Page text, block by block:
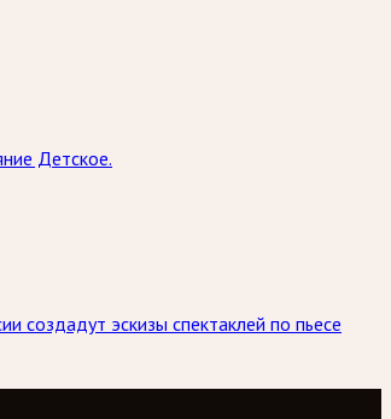
Детское.
создадут эскизы спектаклей по пьесе